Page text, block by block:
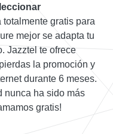
gratis para
mejor se adapta tu
Jazztel te ofrece
la promoción y
durante 6 meses.
nunca ha sido más
gratis!